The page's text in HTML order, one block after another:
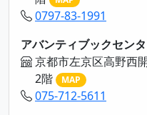
0797-83-1991
アバンティブックセン
京都市左京区高野西
2階
MAP
075-712-5611